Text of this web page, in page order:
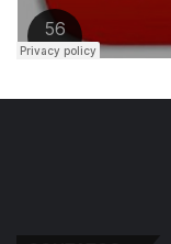
12 de junho
A